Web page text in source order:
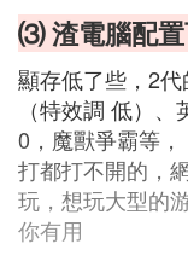
⑶ 渣電腦配
顯存低了些，2
（特效調 低）
0，魔獸爭霸等
打都打不開的，
玩，想玩大型的
你有用